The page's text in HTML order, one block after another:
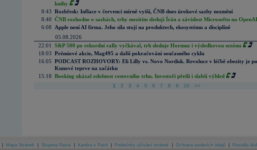
knihy
8:43 Rozbřesk: Inflace v červenci mírně vyšší, ČNB dnes úrokové sazby nezmění
8:40 ČNB rozhodne o sazbách, trhy mezitím sledují Írán a závislost Microsoftu na OpenAI
6:08
Apple není AI firma. Jeho síla stojí na produktech, ekosystému a disciplíně
05.08.2026
22:01
S&P 500 po rekordní rally vyčkával, trh sleduje Hormuz i výsledkovou sezónu
18:03 Prémiové akcie, Mag495 a další pokračování současného cyklu
16:05 PODCAST ROZHOVORY: Eli Lilly vs. Novo Nordisk. Revoluce v léčbě obezity je
Kunové teprve na začátku
15:18 Booking ukázal odolnost cestovního trhu. Investoři přešli i slabší výhled
1 2 3 4 5 6 7 8 9 10 >>
Mapa Stránek Skupina Patria Kariéra v Patrii Podmínky užívání stránek Ochrana osobních údajů Pravidla